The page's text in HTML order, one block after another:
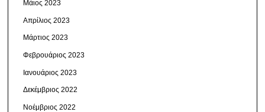
Μάιος 2023
Απρίλιος 2023
Μάρτιος 2023
Φεβρουάριος 2023
Ιανουάριος 2023
Δεκέμβριος 2022
Νοέμβριος 2022